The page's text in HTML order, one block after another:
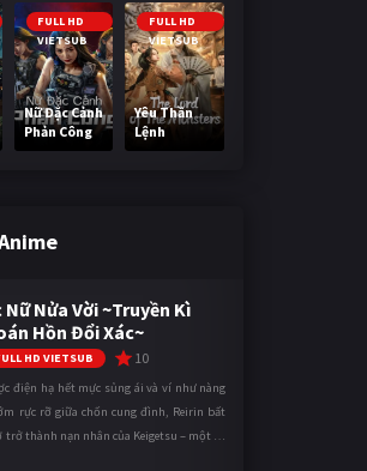
FULL HD
VIETSUB
Nữ Đặc Cảnh
Phản Công
FULL HD
VIETSUB
Yêu Thần
Lệnh
Nữ Nửa Vời ~Truyền Kì
Hồn Đổi Xác~
HD VIETSUB 10
điện hạ hết mực sủng ái và ví như nàng
rực rỡ giữa chốn cung đình, Reirin bất
trở thành nạn nhân của Keigetsu – một kẻ